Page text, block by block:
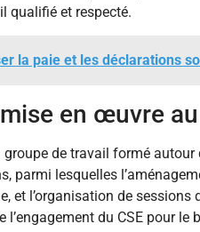
qualifié et respecté.
la paie et les déclarations
en œuvre
groupe de travail formé
parmi lesquelles
et l’organisation de
du CSE pour le